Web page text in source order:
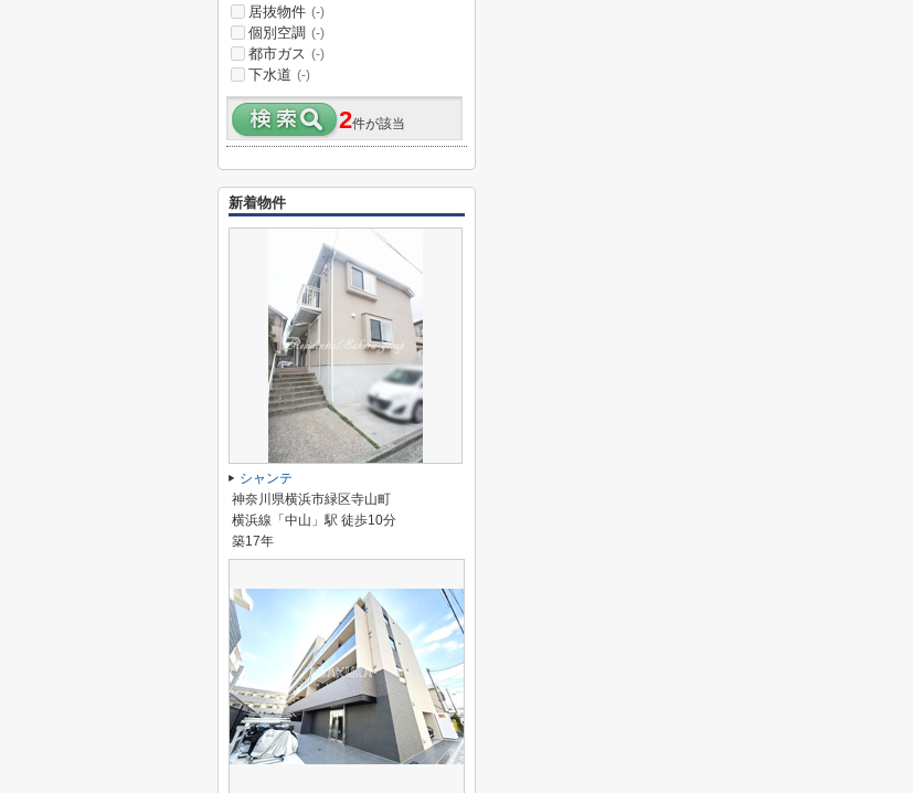
居抜物件 (-)
個別空調 (-)
都市ガス (-)
下水道 (-)
2件が該当
新着物件
シャンテ
神奈川県横浜市緑区寺山町
横浜線「中山」駅 徒歩10分
築17年